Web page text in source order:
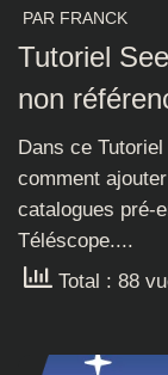
PAR FRANCK
Tutoriel
non
Dans ce
comment
catalogues pré-
Téléscope....
Total : 88